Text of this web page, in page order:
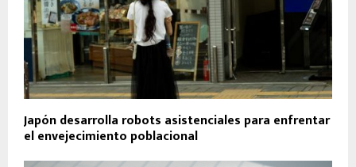
Japón desarrolla robots asistenciales para enfrentar
el envejecimiento poblacional